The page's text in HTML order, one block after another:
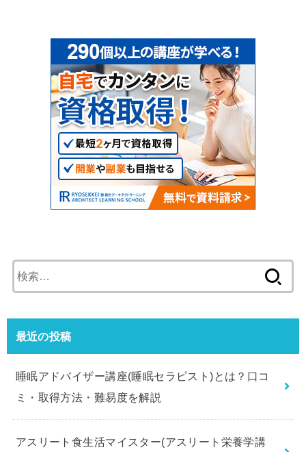
索:
最近の投稿
睡眠アドバイザー講座(睡眠セラピスト)とは？口コ
ミ・取得方法・難易度を解説
アスリート食生活マイスター(アスリート栄養学講